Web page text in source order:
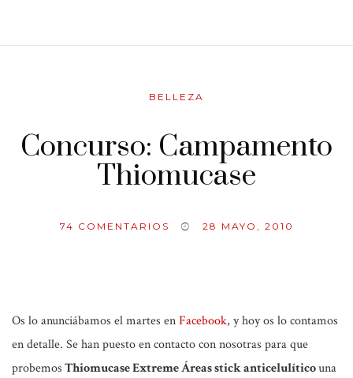
BELLEZA
Concurso: Campamento
Thiomucase
74 COMENTARIOS 28 MAYO, 2010
Os lo anunciábamos el martes enFacebook, y hoy os lo contamos
en detalle. Se han puesto en contacto con nosotras para que
probemosThiomucase Extreme Áreas stick anticelulíticouna